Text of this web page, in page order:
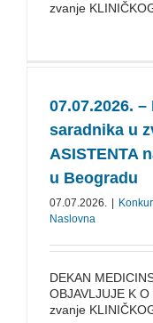
zvanje
07.07.2026.
saradnika u
ASISTENTA
u Beogradu
07.07.2026.
Naslovna
DEKAN
OBJAVLJUJE K
zvanje